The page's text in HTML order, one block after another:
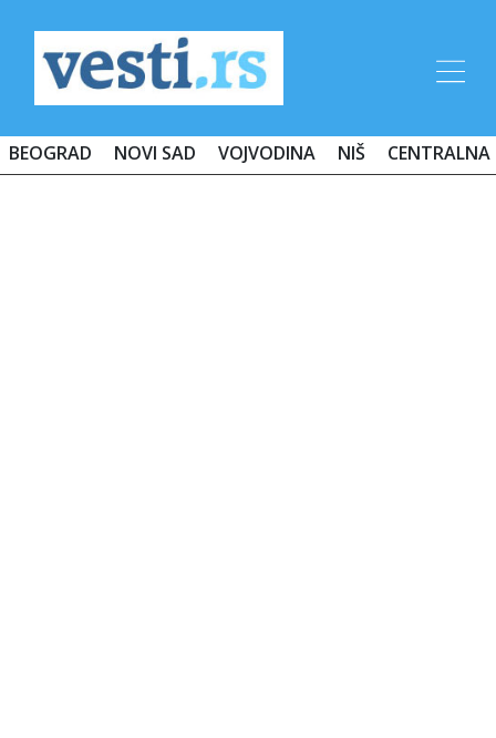
BEOGRAD NOVI SAD VOJVODINA NIŠ CENTRALNA